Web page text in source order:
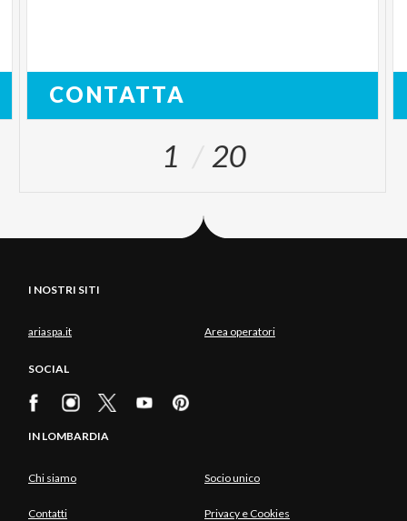
CONTATTA
1 20
I NOSTRI SITI
ariaspa.it Area operatori
SOCIAL
IN LOMBARDIA
Chi siamo Socio unico
Contatti Privacy e Cookies